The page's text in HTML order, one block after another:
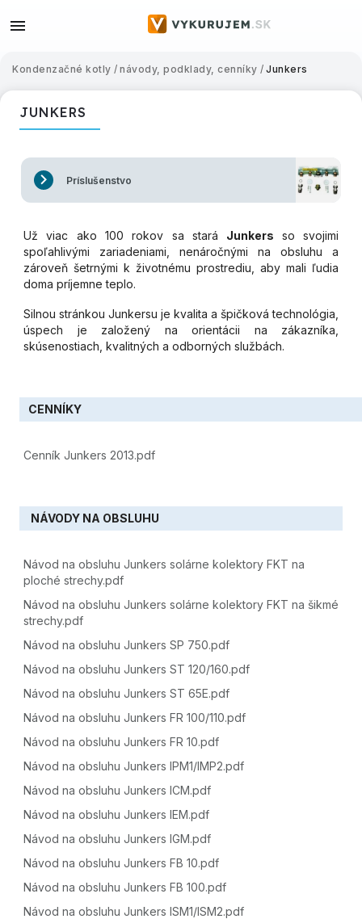
Kondenzačné kotly / návody, podklady, cenníky / Junkers
JUNKERS
Príslušenstvo
Už viac ako 100 rokov sa stará Junkers so svojimi
spoľahlivými zariadeniami, nenáročnými na obsluhu a
zároveň šetrnými k životnému prostrediu, aby mali ľudia
doma príjemne teplo.
Silnou stránkou Junkersu je kvalita a špičková technológia,
úspech je založený na orientácii na zákazníka,
skúsenostiach, kvalitných a odborných službách.
CENNÍKY
Cenník Junkers 2013.pdf
NÁVODY NA OBSLUHU
Návod na obsluhu Junkers solárne kolektory FKT na
ploché strechy.pdf
Návod na obsluhu Junkers solárne kolektory FKT na šikmé
strechy.pdf
Návod na obsluhu Junkers SP 750.pdf
Návod na obsluhu Junkers ST 120/160.pdf
Návod na obsluhu Junkers ST 65E.pdf
Návod na obsluhu Junkers FR 100/110.pdf
Návod na obsluhu Junkers FR 10.pdf
Návod na obsluhu Junkers IPM1/IMP2.pdf
Návod na obsluhu Junkers ICM.pdf
Návod na obsluhu Junkers IEM.pdf
Návod na obsluhu Junkers IGM.pdf
Návod na obsluhu Junkers FB 10.pdf
Návod na obsluhu Junkers FB 100.pdf
Návod na obsluhu Junkers ISM1/ISM2.pdf